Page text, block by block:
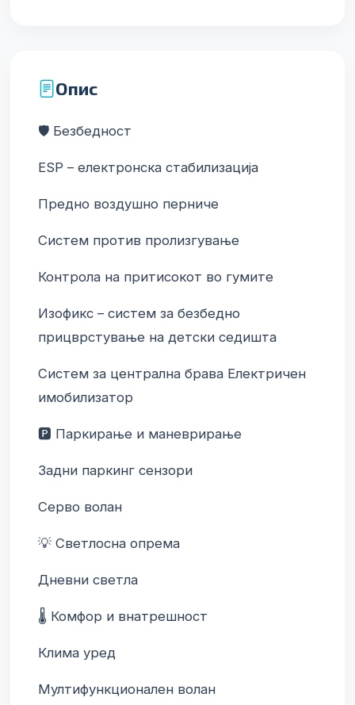
Опис
🛡️ Безбедност
ESP – електронска стабилизација
Предно воздушно перниче
Систем против пролизгување
Контрола на притисокот во гумите
Изофикс – систем за безбедно
прицврстување на детски седишта
Систем за централна брава Електричен
имобилизатор
🅿️ Паркирање и маневрирање
Задни паркинг сензори
Серво волан
💡 Светлосна опрема
Дневни светла
🌡️ Комфор и внатрешност
Клима уред
Мултифункционален волан